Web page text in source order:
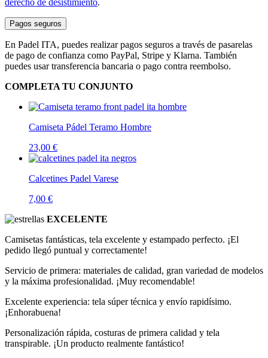
derecho de desistimiento.
Pagos seguros
En Padel ITA, puedes realizar pagos seguros a través de pasarelas
de pago de confianza como PayPal, Stripe y Klarna. También
puedes usar transferencia bancaria o pago contra reembolso.
COMPLETA TU CONJUNTO
Camiseta Pádel Teramo Hombre
23,00 €
Calcetines Padel Varese
7,00 €
EXCELENTE
Camisetas fantásticas, tela excelente y estampado perfecto. ¡El
pedido llegó puntual y correctamente!
Servicio de primera: materiales de calidad, gran variedad de modelos
y la máxima profesionalidad. ¡Muy recomendable!
Excelente experiencia: tela súper técnica y envío rapidísimo.
¡Enhorabuena!
Personalización rápida, costuras de primera calidad y tela
transpirable. ¡Un producto realmente fantástico!